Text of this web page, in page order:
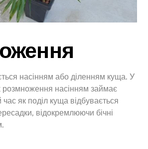
насінням або діленням куща. У
насінням займає
час як поділ куща відбувається
відокремлюючи бічні